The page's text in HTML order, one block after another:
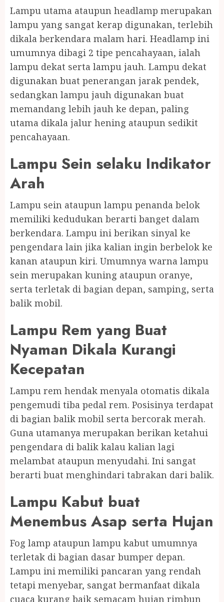
Lampu utama ataupun headlamp merupakan
lampu yang sangat kerap digunakan, terlebih
dikala berkendara malam hari. Headlamp ini
umumnya dibagi 2 tipe pencahayaan, ialah
lampu dekat serta lampu jauh. Lampu dekat
digunakan buat penerangan jarak pendek,
sedangkan lampu jauh digunakan buat
memandang lebih jauh ke depan, paling
utama dikala jalur hening ataupun sedikit
pencahayaan.
Lampu Sein selaku Indikator
Arah
Lampu sein ataupun lampu penanda belok
memiliki kedudukan berarti banget dalam
berkendara. Lampu ini berikan sinyal ke
pengendara lain jika kalian ingin berbelok ke
kanan ataupun kiri. Umumnya warna lampu
sein merupakan kuning ataupun oranye,
serta terletak di bagian depan, samping, serta
balik mobil.
Lampu Rem yang Buat
Nyaman Dikala Kurangi
Kecepatan
Lampu rem hendak menyala otomatis dikala
pengemudi tiba pedal rem. Posisinya terdapat
di bagian balik mobil serta bercorak merah.
Guna utamanya merupakan berikan ketahui
pengendara di balik kalau kalian lagi
melambat ataupun menyudahi. Ini sangat
berarti buat menghindari tabrakan dari balik.
Lampu Kabut buat
Menembus Asap serta Hujan
Fog lamp ataupun lampu kabut umumnya
terletak di bagian dasar bumper depan.
Lampu ini memiliki pancaran yang rendah
tetapi menyebar, sangat bermanfaat dikala
cuaca kurang baik semacam hujan rimbun